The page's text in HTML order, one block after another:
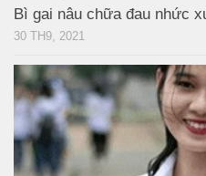
Bì gai nâu chữa đau nhức
30 TH9, 2021